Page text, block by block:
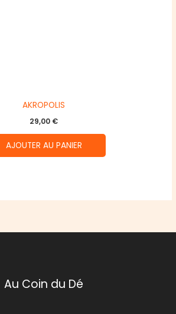
AKROPOLIS
29,00 €
AJOUTER AU PANIER
Au Coin du Dé